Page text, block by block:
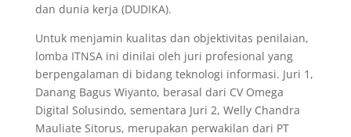
dan dunia kerja (DUDIKA).
Untuk menjamin kualitas dan objektivitas penilaian,
lomba ITNSA ini dinilai oleh juri profesional yang
berpengalaman di bidang teknologi informasi. Juri 1,
Danang Bagus Wiyanto, berasal dari CV Omega
Digital Solusindo, sementara Juri 2, Welly Chandra
Mauliate Sitorus, merupakan perwakilan dari PT